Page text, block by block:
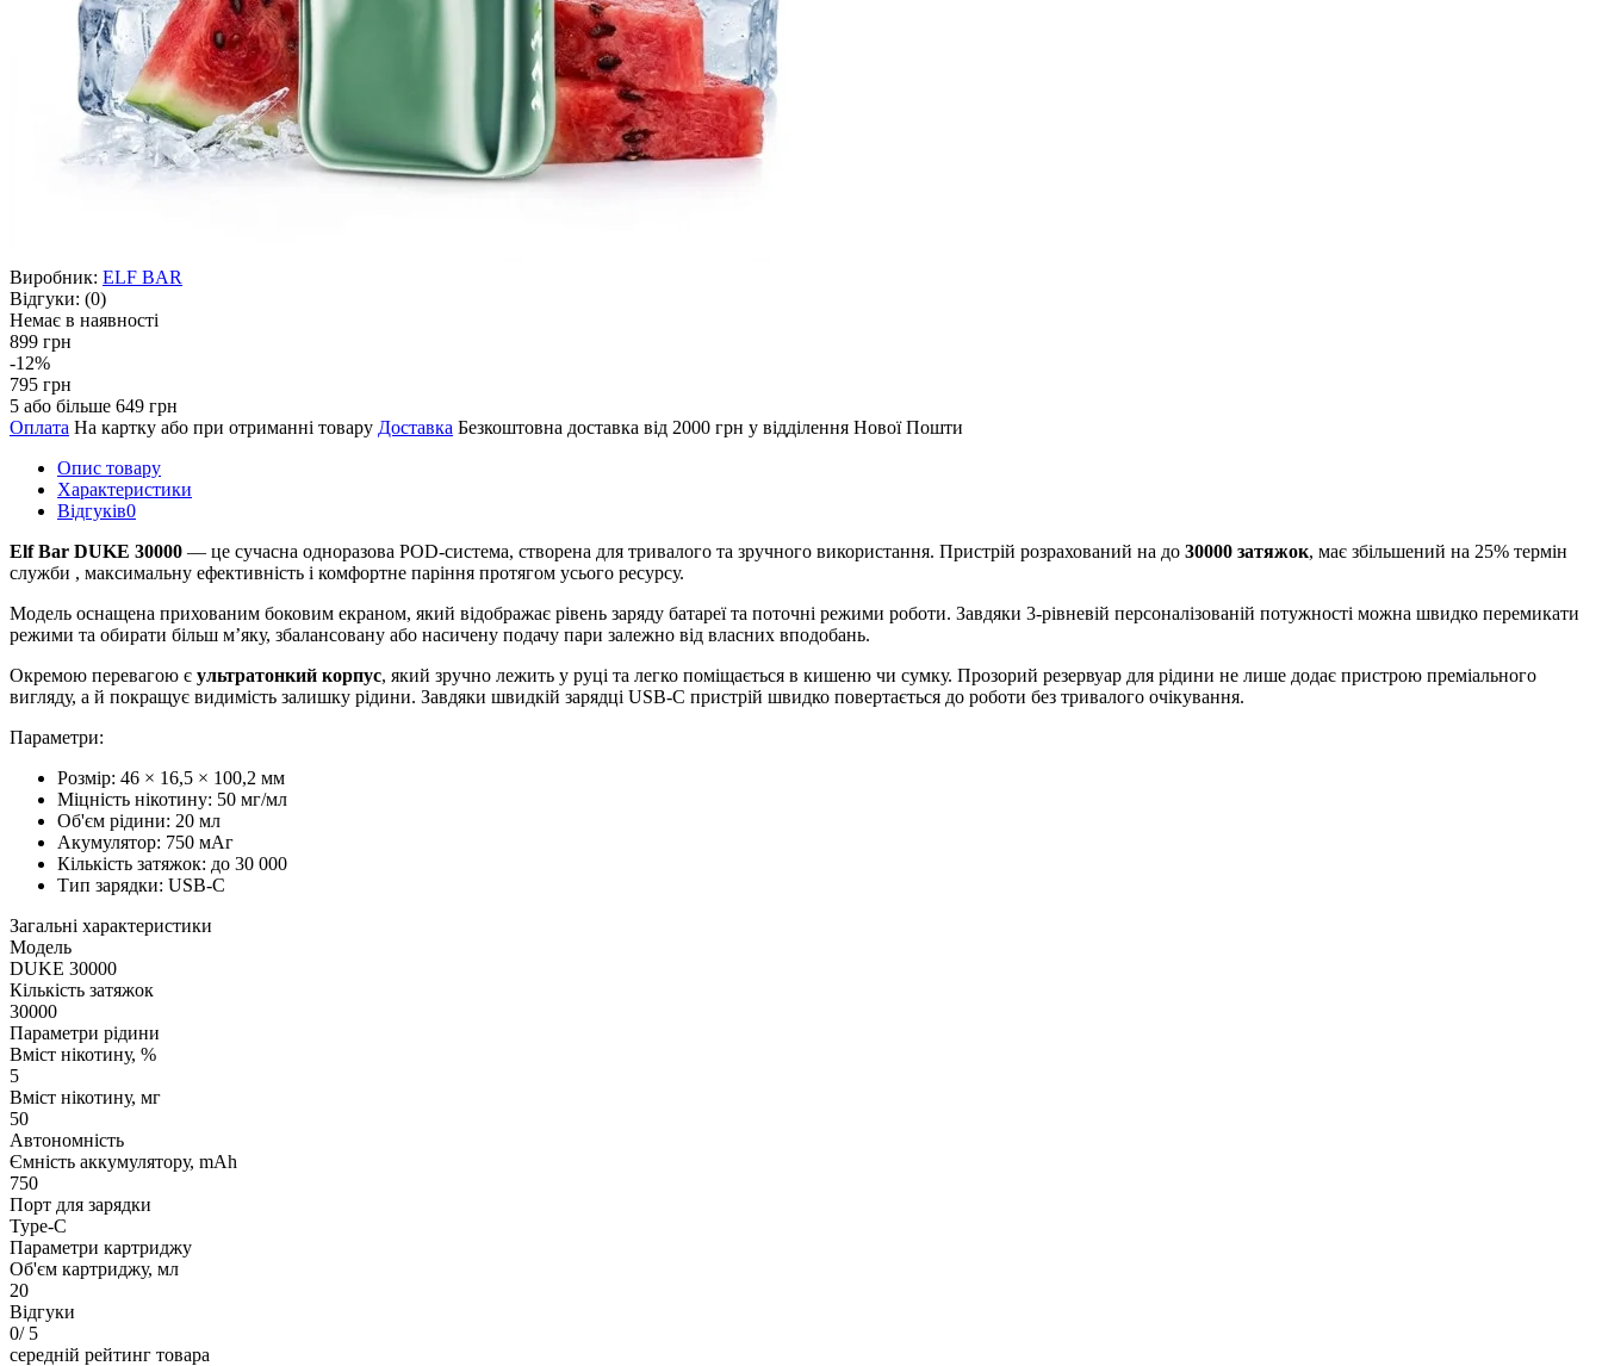
Виробник: ELF BAR
Відгуки: (0)
Немає в наявності
899 грн
-12%
795 грн
5 або більше 649 грн
Оплата На картку або при отриманні товару Доставка Безкоштовна доставка від 2000 грн у відділення Нової Пошти
Опис товару
Характеристики
Відгуків0
Elf Bar DUKE 30000 — це сучасна одноразова POD-система, створена для тривалого та зручного використання. Пристрій розрахований на до 30000 затяжок, має збільшений на 25% термін
служби , максимальну ефективність і комфортне паріння протягом усього ресурсу.
Модель оснащена прихованим боковим екраном, який відображає рівень заряду батареї та поточні режими роботи. Завдяки 3-рівневій персоналізованій потужності можна швидко перемикати
режими та обирати більш м’яку, збалансовану або насичену подачу пари залежно від власних вподобань.
Окремою перевагою є ультратонкий корпус, який зручно лежить у руці та легко поміщається в кишеню чи сумку. Прозорий резервуар для рідини не лише додає пристрою преміального
вигляду, а й покращує видимість залишку рідини. Завдяки швидкій зарядці USB-C пристрій швидко повертається до роботи без тривалого очікування.
Параметри:
Розмір: 46 × 16,5 × 100,2 мм
Міцність нікотину: 50 мг/мл
Об'єм рідини: 20 мл
Акумулятор: 750 мАг
Кількість затяжок: до 30 000
Тип зарядки: USB-C
Загальні характеристики
Модель
DUKE 30000
Кількість затяжок
30000
Параметри рідини
Вміст нікотину, %
5
Вміст нікотину, мг
50
Автономність
Ємність аккумулятору, mAh
750
Порт для зарядки
Type-C
Параметри картриджу
Об'єм картриджу, мл
20
Відгуки
0/ 5
середній рейтинг товара